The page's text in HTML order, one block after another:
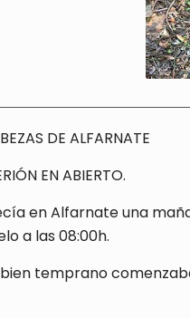
DE ALFARNATE
EN ABIERTO.
en Alfarnate una
a las 08:00h.
temprano